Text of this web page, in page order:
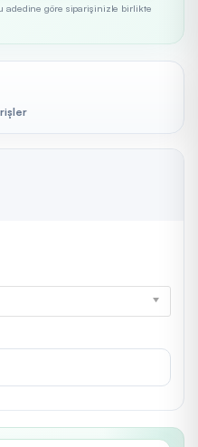
adedine göre siparişinizle birlikte